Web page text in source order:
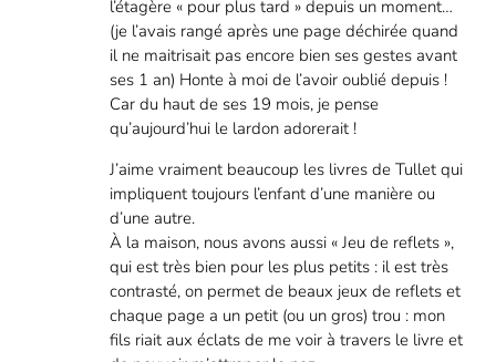
l’étagère « pour plus tard » depuis un moment…
(je l’avais rangé après une page déchirée quand
il ne maitrisait pas encore bien ses gestes avant
ses 1 an) Honte à moi de l’avoir oublié depuis !
Car du haut de ses 19 mois, je pense
qu’aujourd’hui le lardon adorerait !
J’aime vraiment beaucoup les livres de Tullet qui
impliquent toujours l’enfant d’une manière ou
d’une autre.
À la maison, nous avons aussi « Jeu de reflets »,
qui est très bien pour les plus petits : il est très
contrasté, on permet de beaux jeux de reflets et
chaque page a un petit (ou un gros) trou : mon
fils riait aux éclats de me voir à travers le livre et